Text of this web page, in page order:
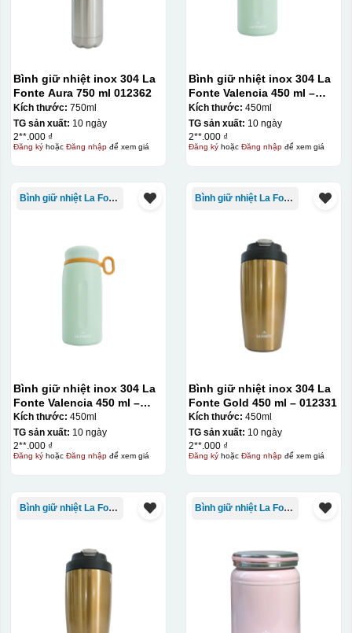
Bình giữ nhiệt inox 304 La
Fonte Aura 750 ml 012362
Kích thước: 750ml
TG sản xuất: 10 ngày
2**.000 ₫
Đăng kýhoặc Đăng nhậpđể xem giá
Bình giữ nhiệt inox 304 La
Fonte Valencia 450 ml –
012355
Kích thước: 450ml
TG sản xuất: 10 ngày
2**.000 ₫
Đăng kýhoặc Đăng nhậpđể xem giá
Bình giữ nhiệt La Fonte
Bình giữ nhiệt inox 304 La
Fonte Valencia 450 ml –
012355
Kích thước: 450ml
TG sản xuất: 10 ngày
2**.000 ₫
Đăng kýhoặc Đăng nhậpđể xem giá
Bình giữ nhiệt La Fonte
Bình giữ nhiệt inox 304 La
Fonte Gold 450 ml – 012331
Kích thước: 450ml
TG sản xuất: 10 ngày
2**.000 ₫
Đăng kýhoặc Đăng nhậpđể xem giá
Bình giữ nhiệt La Fonte Bình giữ nhiệt La Fonte